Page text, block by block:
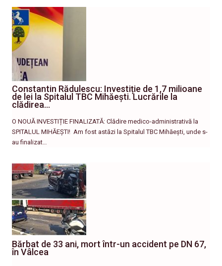
Constantin Rădulescu: Investiție de 1,7 milioane
de lei la Spitalul TBC Mihăești. Lucrările la
clădirea…
O NOUĂ INVESTIȚIE FINALIZATĂ: Clădire medico-administrativă la
SPITALUL MIHĂEȘTI! ​ Am fost astăzi la Spitalul TBC Mihăești, unde s-
au finalizat…
Bărbat de 33 ani, mort într-un accident pe DN 67,
în Vâlcea